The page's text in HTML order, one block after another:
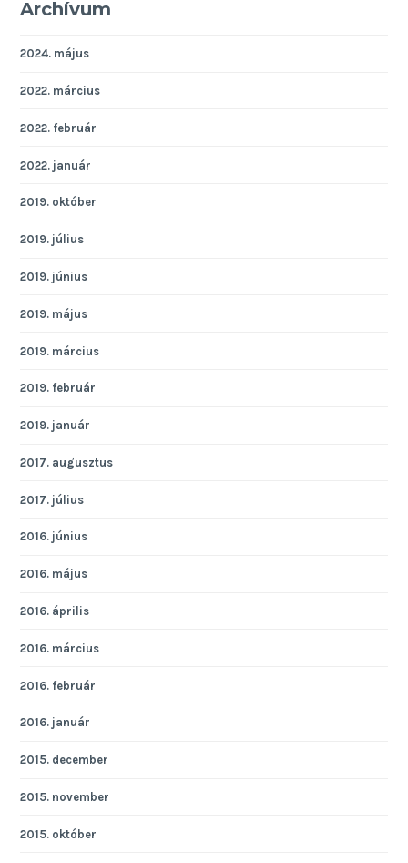
Archívum
2024. május
2022. március
2022. február
2022. január
2019. október
2019. július
2019. június
2019. május
2019. március
2019. február
2019. január
2017. augusztus
2017. július
2016. június
2016. május
2016. április
2016. március
2016. február
2016. január
2015. december
2015. november
2015. október